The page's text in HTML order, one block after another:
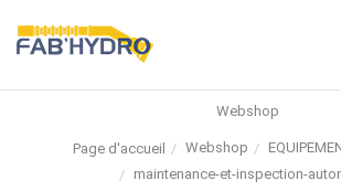
Webshop
Page d'accueil Webshop
maintenance-et-inspection-